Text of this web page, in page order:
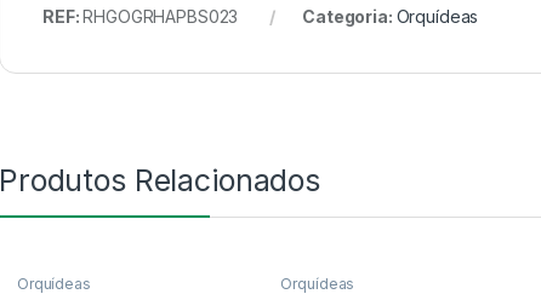
REF:RHGOGRHAPBS023 Categoria: Orquídeas
Produtos Relacionados
Orquídeas Orquídeas